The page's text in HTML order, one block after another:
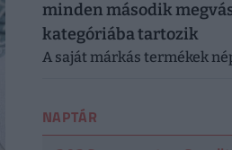
minden második
kategóriába tartozik
A saját márkás termékek
NAPTÁR